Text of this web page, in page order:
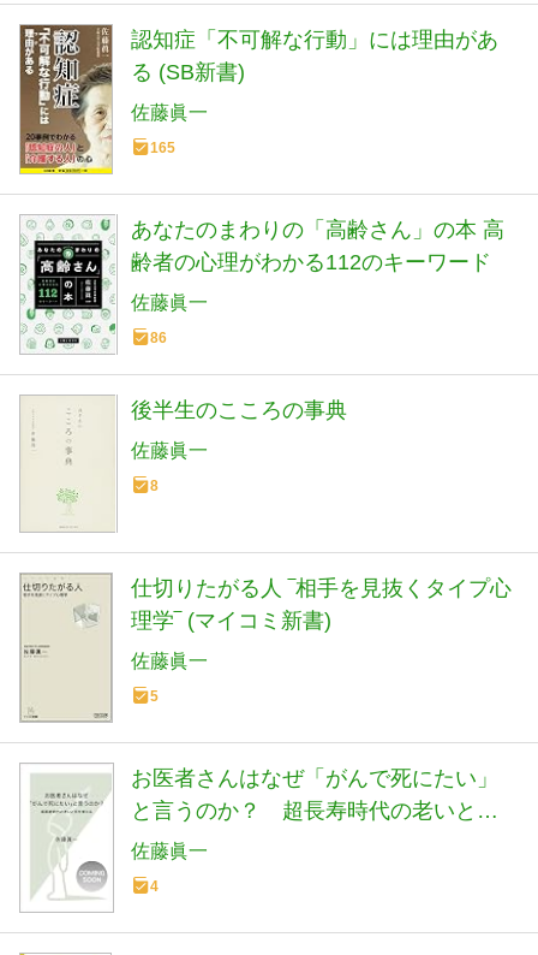
認知症「不可解な行動」には理由があ
る (SB新書)
佐藤眞一
165
あなたのまわりの「高齢さん」の本 高
齢者の心理がわかる112のキーワード
佐藤眞一
86
後半生のこころの事典
佐藤眞一
8
仕切りたがる人 ‾相手を見抜くタイプ心
理学‾ (マイコミ新書)
佐藤眞一
5
お医者さんはなぜ「がんで死にたい」
と言うのか？ 超長寿時代の老いと死
を考える (光文社新書)
佐藤眞一
4